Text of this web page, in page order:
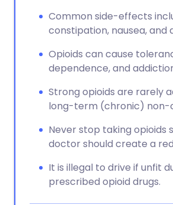
Common side-effects
constipation, nausea, and
Opioids can cause
dependence, and
Strong opioids are rarely
long-term (chronic) non-
Never stop taking opioids
doctor should create a
It is illegal to drive if unfit
prescribed opioid drugs.